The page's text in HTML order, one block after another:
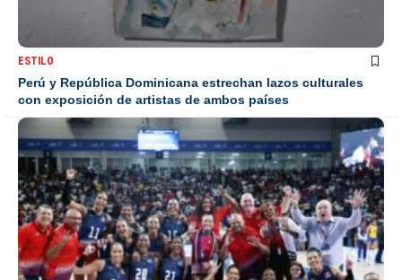
ESTILO
Perú y República Dominicana estrechan lazos culturales
con exposición de artistas de ambos países